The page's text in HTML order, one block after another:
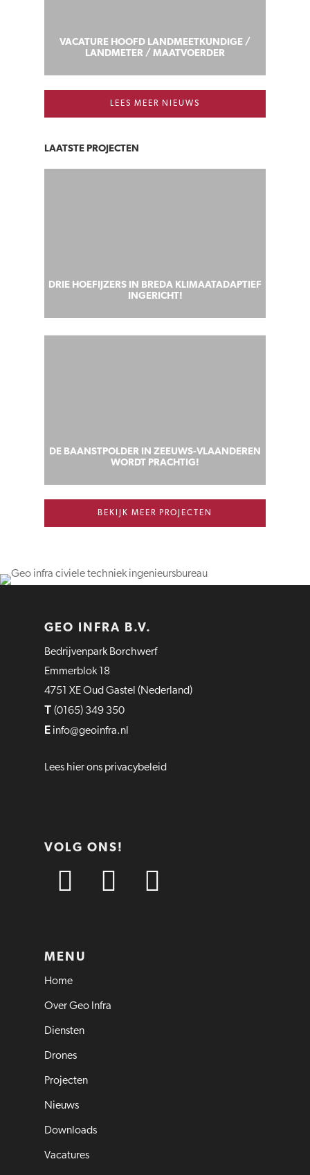
VACATURE HOOFD LANDMEETKUNDIGE /
LANDMETER / MAATVOERDER
LEES MEER NIEUWS
LAATSTE PROJECTEN
DRIE HOEFIJZERS IN BREDA KLIMAATADAPTIEF
INGERICHT!
DE BAANSTPOLDER IN ZEEUWS-VLAANDEREN
WORDT PRACHTIG!
BEKIJK MEER PROJECTEN
GEO INFRA B.V.
Bedrijvenpark Borchwerf
Emmerblok 18
4751 XE Oud Gastel (Nederland)
T (0165) 349 350
E info@geoinfra.nl
Lees hier ons privacybeleid
VOLG ONS!
MENU
Home
Over Geo Infra
Diensten
Drones
Projecten
Nieuws
Downloads
Vacatures